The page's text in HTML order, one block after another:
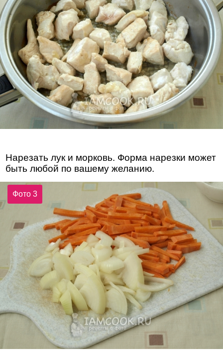
Нарезать лук и морковь. Форма нарезки может
быть любой по вашему желанию.
Фото 3